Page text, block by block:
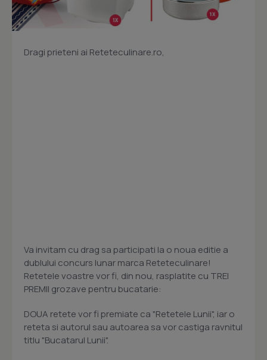
Dragi prieteni ai Reteteculinare.ro,
Va invitam cu drag sa participati la o noua editie a
dublului concurs lunar marca Reteteculinare!
Retetele voastre vor fi, din nou, rasplatite cu TREI
PREMII grozave pentru bucatarie:
DOUA retete vor fi premiate ca "Retetele Lunii", iar o
reteta si autorul sau autoarea sa vor castiga ravnitul
titlu "Bucatarul Lunii".